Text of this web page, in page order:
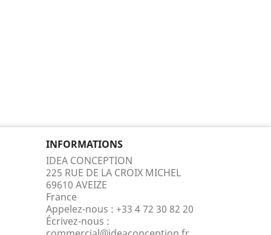
INFORMATIONS
IDEA CONCEPTION
225 RUE DE LA CROIX MICHEL
69610 AVEIZE
France
Appelez-nous : +33 4 72 30 82 20
Écrivez-nous :